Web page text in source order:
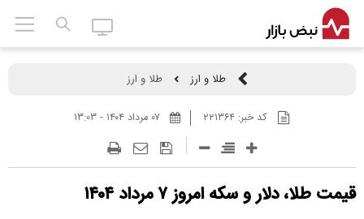
طلا و ارز طلا و ارز
کد خبر: ۲۲۱۳۶۴
قیمت طلا، دلار و سکه امروز ۷ مرداد ۱۴۰۴